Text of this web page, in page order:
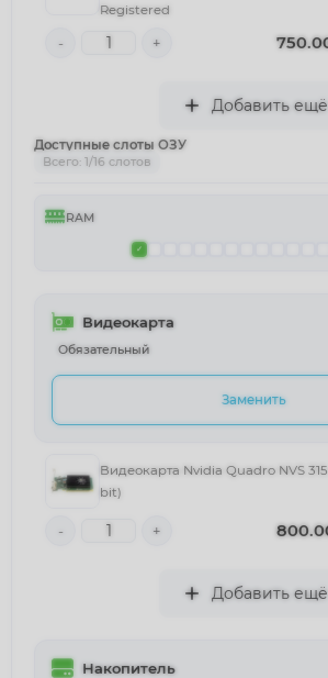
Registered
- +
Добавить ещё
Доступные слоты ОЗУ
Всего: 1/16 слотов
RAM
Видеокарта
Обязательный
Заменить
Видеокарта Nvidia Quadro NVS
bit)
- +
Добавить ещё
Накопитель